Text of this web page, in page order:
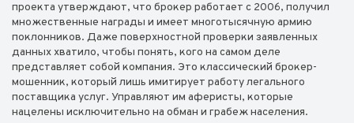
проекта утверждают, что брокер работает с 2006, получил
множественные награды и имеет многотысячную армию
поклонников. Даже поверхностной проверки заявленных
данных хватило, чтобы понять, кого на самом деле
представляет собой компания. Это классический брокер-
мошенник, который лишь имитирует работу легального
поставщика услуг. Управляют им аферисты, которые
нацелены исключительно на обман и грабеж населения.